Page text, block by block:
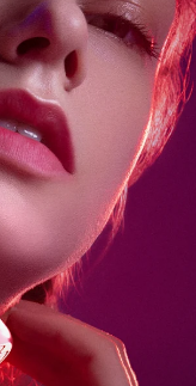
我的設備
我的訂單
我的地址
我的訂閱
Español
Português
Русский
繁體中文
預計送達日期
預計送達日期 8/9/26